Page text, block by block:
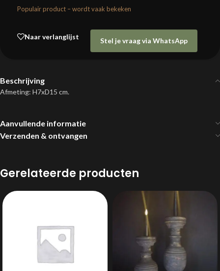
Populair product – wordt vaak bekeken
Naar verlanglijst
Stel je vraag via WhatsApp
Beschrijving
Afmeting: H7xD15 cm.
Aanvullende informatie
Verzenden & ontvangen
Gerelateerde producten